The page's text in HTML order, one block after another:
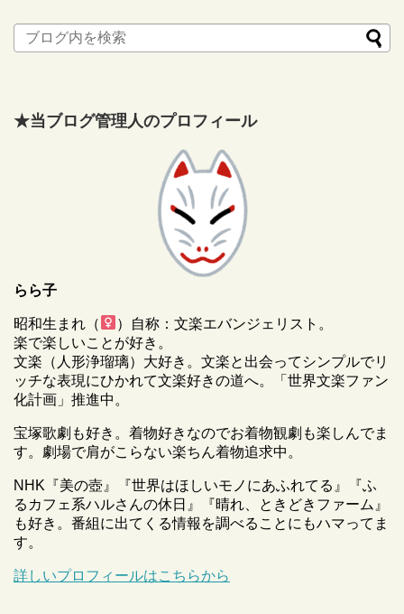
★当ブログ管理人のプロフィール
らら子
昭和生まれ（
）自称：文楽エバンジェリスト。
楽で楽しいことが好き。
文楽（人形浄瑠璃）大好き。文楽と出会ってシンプルでリ
ッチな表現にひかれて文楽好きの道へ。「世界文楽ファン
化計画」推進中。
宝塚歌劇も好き。着物好きなのでお着物観劇も楽しんでま
す。劇場で肩がこらない楽ちん着物追求中。
NHK『美の壺』『世界はほしいモノにあふれてる』『ふ
るカフェ系ハルさんの休日』『晴れ、ときどきファーム』
も好き。番組に出てくる情報を調べることにもハマってま
す。
詳しいプロフィールはこちらから